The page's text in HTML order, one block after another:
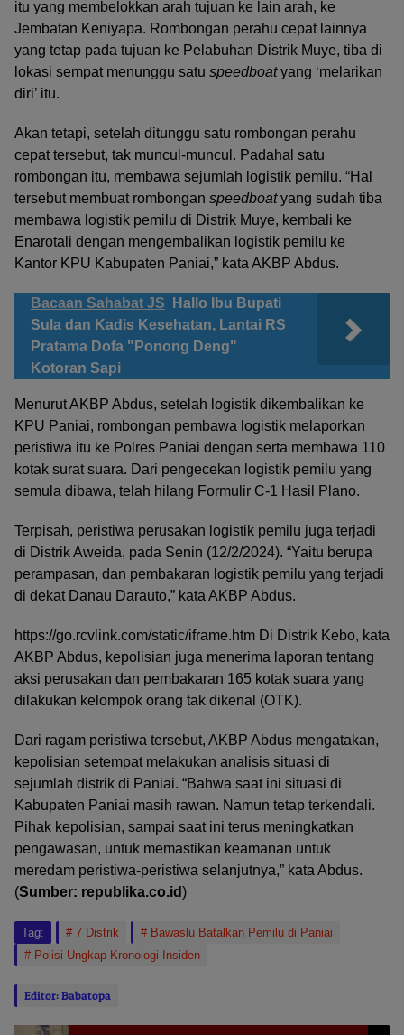
itu yang membelokkan arah tujuan ke lain arah, ke
Jembatan Keniyapa. Rombongan perahu cepat lainnya
yang tetap pada tujuan ke Pelabuhan Distrik Muye, tiba di
lokasi sempat menunggu satu speedboatyang ‘melarikan
diri’ itu.
Akan tetapi, setelah ditunggu satu rombongan perahu
cepat tersebut, tak muncul-muncul. Padahal satu
rombongan itu, membawa sejumlah logistik pemilu. “Hal
tersebut membuat rombongan speedboatyang sudah tiba
membawa logistik pemilu di Distrik Muye, kembali ke
Enarotali dengan mengembalikan logistik pemilu ke
Kantor KPU Kabupaten Paniai,” kata AKBP Abdus.
Bacaan Sahabat JS
Hallo Ibu Bupati
Sula dan Kadis Kesehatan, Lantai RS
Pratama Dofa "Ponong Deng"
Kotoran Sapi
Menurut AKBP Abdus, setelah logistik dikembalikan ke
KPU Paniai, rombongan pembawa logistik melaporkan
peristiwa itu ke Polres Paniai dengan serta membawa 110
kotak surat suara. Dari pengecekan logistik pemilu yang
semula dibawa, telah hilang Formulir C-1 Hasil Plano.
Terpisah, peristiwa perusakan logistik pemilu juga terjadi
di Distrik Aweida, pada Senin (12/2/2024). “Yaitu berupa
perampasan, dan pembakaran logistik pemilu yang terjadi
di dekat Danau Darauto,” kata AKBP Abdus.
https://go.rcvlink.com/static/iframe.htm Di Distrik Kebo, kata
AKBP Abdus, kepolisian juga menerima laporan tentang
aksi perusakan dan pembakaran 165 kotak suara yang
dilakukan kelompok orang tak dikenal (OTK).
Dari ragam peristiwa tersebut, AKBP Abdus mengatakan,
kepolisian setempat melakukan analisis situasi di
sejumlah distrik di Paniai. “Bahwa saat ini situasi di
Kabupaten Paniai masih rawan. Namun tetap terkendali.
Pihak kepolisian, sampai saat ini terus meningkatkan
pengawasan, untuk memastikan keamanan untuk
meredam peristiwa-peristiwa selanjutnya,” kata Abdus.
(Sumber: republika.co.id)
Tag: 7 Distrik
Bawaslu Batalkan Pemilu di Paniai
Polisi Ungkap Kronologi Insiden
Editor: Babatopa